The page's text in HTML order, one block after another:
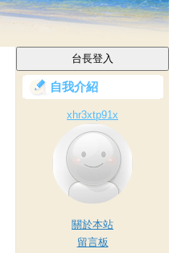
自我介紹
xhr3xtp91x
關於本站
留言板